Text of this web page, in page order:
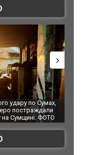
від кордону з Україною: в
атаки дронів загорівся
ФОТО. ВІДЕО